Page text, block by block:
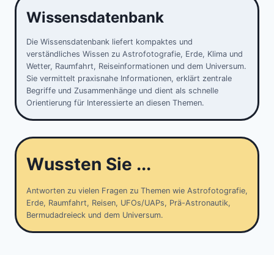
Wissensdatenbank
Die Wissensdatenbank liefert kompaktes und
verständliches Wissen zu Astrofotografie, Erde, Klima und
Wetter, Raumfahrt, Reiseinformationen und dem Universum.
Sie vermittelt praxisnahe Informationen, erklärt zentrale
Begriffe und Zusammenhänge und dient als schnelle
Orientierung für Interessierte an diesen Themen.
Wussten Sie ...
Antworten zu vielen Fragen zu Themen wie Astrofotografie,
Erde, Raumfahrt, Reisen, UFOs/UAPs, Prä-Astronautik,
Bermudadreieck und dem Universum.